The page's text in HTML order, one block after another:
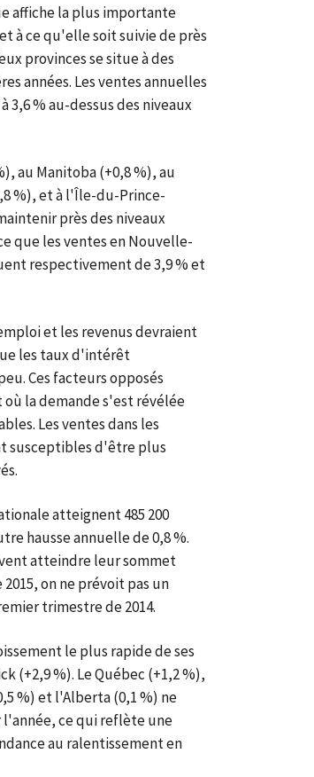
affiche la plus importante
à ce qu'elle soit suivie de près
provinces se situe à des
années. Les ventes annuelles
3,6 % au-dessus des niveaux
au Manitoba (+0,8 %), au
%), et à l'Île-du-Prince-
près des niveaux
que les ventes en Nouvelle-
respectivement de 3,9 % et
et les revenus devraient
les taux d'intérêt
Ces facteurs opposés
la demande s'est révélée
Les ventes dans les
susceptibles d'être plus
atteignent 485 200
hausse annuelle de 0,8 %.
atteindre leur sommet
on ne prévoit pas un
trimestre de 2014.
le plus rapide de ses
(+2,9 %). Le Québec (+1,2 %),
%) et l'Alberta (0,1 %) ne
ce qui reflète une
au ralentissement en